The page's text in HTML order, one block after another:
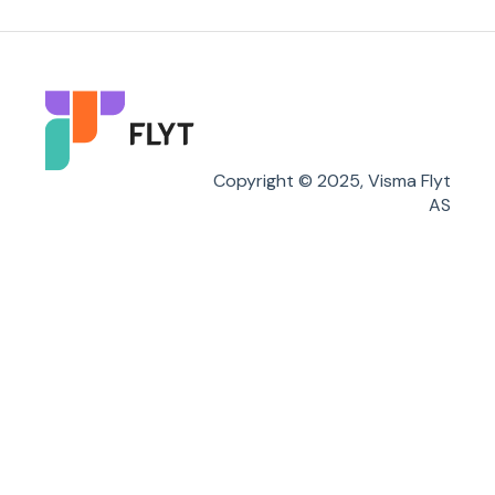
Flyt Foresatt
Copyright © 2025, Visma Flyt
AS